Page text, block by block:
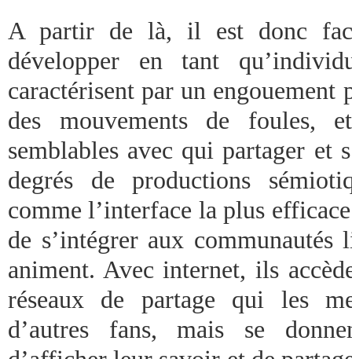
A partir de là, il est donc
développer en tant
caractérisent par un engouement
des mouvements de foules,
semblables avec qui partager et
degrés de productions
comme l’interface la plus
de s’intégrer aux
animent. Avec internet, ils
réseaux de partage qui les
d’autres fans, mais se